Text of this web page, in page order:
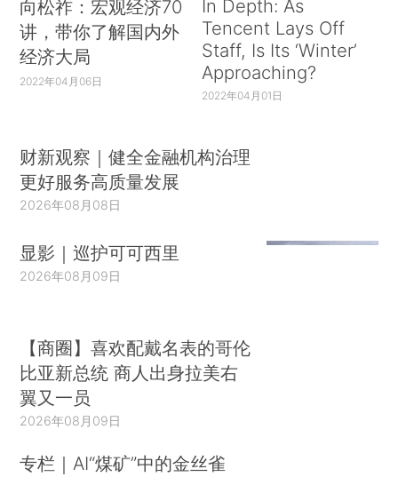
向松祚：宏观经济70
讲，带你了解国内外
经济大局
2022年04月06日
In Depth: As
Tencent Lays Off
Staff, Is Its ‘Winter’
Approaching?
2022年04月01日
财新观察｜健全金融机构治理
更好服务高质量发展
2026年08月08日
显影｜巡护可可西里
2026年08月09日
【商圈】喜欢配戴名表的哥伦
比亚新总统 商人出身拉美右
翼又一员
2026年08月09日
专栏｜AI“煤矿”中的金丝雀